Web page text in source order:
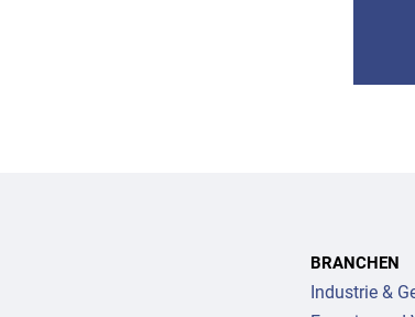
BRANCHEN
Industrie &